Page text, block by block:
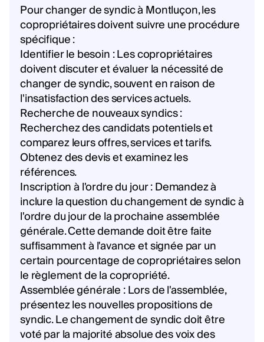
Pour changer de syndic à Montluçon, les
copropriétaires doivent suivre une procédure
spécifique :
Identifier le besoin : Les copropriétaires
doivent discuter et évaluer la nécessité de
changer de syndic, souvent en raison de
l'insatisfaction des services actuels.
Recherche de nouveaux syndics :
Recherchez des candidats potentiels et
comparez leurs offres, services et tarifs.
Obtenez des devis et examinez les
références.
Inscription à l'ordre du jour : Demandez à
inclure la question du changement de syndic à
l'ordre du jour de la prochaine assemblée
générale. Cette demande doit être faite
suffisamment à l'avance et signée par un
certain pourcentage de copropriétaires selon
le règlement de la copropriété.
Assemblée générale : Lors de l'assemblée,
présentez les nouvelles propositions de
syndic. Le changement de syndic doit être
voté par la majorité absolue des voix des